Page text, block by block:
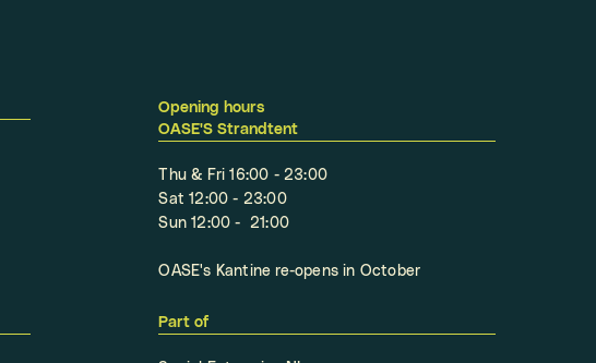
Opening hours
OASE'S Strandtent
Thu & Fri 16:00 - 23:00
Sat 12:00 - 23:00
Sun 12:00 - 21:00
OASE's Kantine re-opens in October
Part of